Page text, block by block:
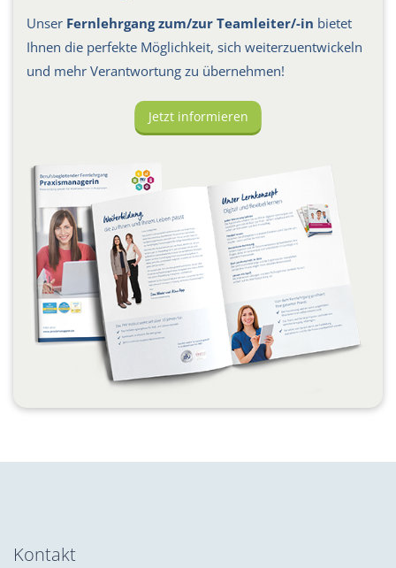
Unser Fernlehrgang zum/zur Teamleiter/-in bietet
Ihnen die perfekte Möglichkeit, sich weiterzuentwickeln
und mehr Verantwortung zu übernehmen!
Jetzt informieren
Kontakt